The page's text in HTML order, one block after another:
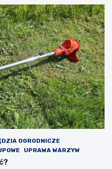
OGRODNICZE
UPRAWA WARZYW